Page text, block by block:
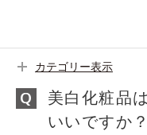
カテゴリー表示
美白化粧品
いいですか？